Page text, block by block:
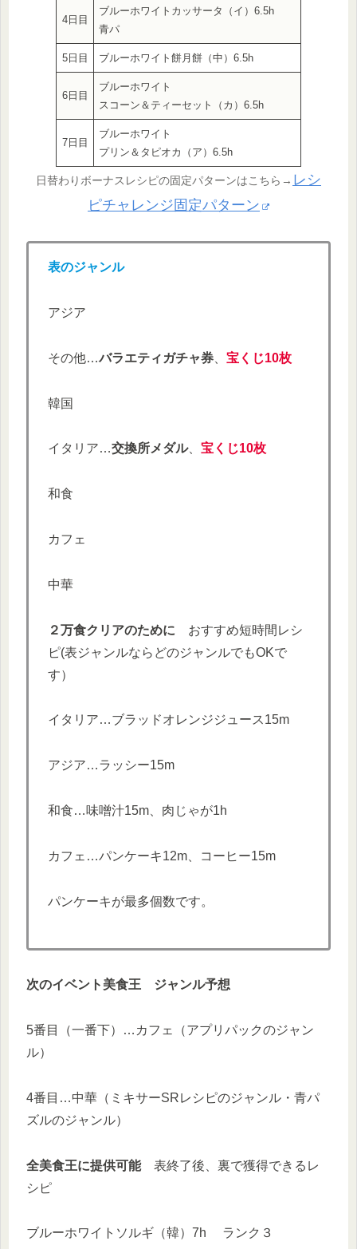
4日目
ブルーホワイトカッサータ（イ）6.5h
青パ
5日目 ブルーホワイト餅月餅（中）6.5h
6日目
ブルーホワイト
スコーン＆ティーセット（カ）6.5h
7日目
ブルーホワイト
プリン＆タピオカ（ア）6.5h
日替わりボーナスレシピの固定パターンはこちら→ レシ
ピチャレンジ固定パターン
表のジャンル
アジア
その他…バラエティガチャ券 宝くじ10枚
韓国
イタリア…交換所メダル、 宝くじ10枚
和食
カフェ
中華
２万食クリアのために おすすめ短時間レシ
ピ(表ジャンルならどのジャンルでもOKで
す）
イタリア…ブラッドオレンジジュース15m
アジア…ラッシー15m
和食…味噌汁15m、肉じゃが1h
カフェ…パンケーキ12m、コーヒー15m
パンケーキが最多個数です。
次のイベント美食王 ジャンル予想
5番目（一番下）…カフェ（アプリパックのジャン
ル）
4番目…中華（ミキサーSRレシピのジャンル・青パ
ズルのジャンル）
全美食王に提供可能表終了後、裏で獲得できるレ
シピ
ブルーホワイトソルギ（韓）7h ランク３